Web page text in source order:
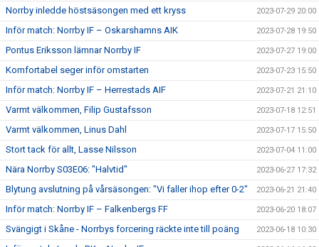
Norrby inledde höstsäsongen med ett kryss 2023-07-29 20:00
Inför match: Norrby IF – Oskarshamns AIK 2023-07-28 19:50
Pontus Eriksson lämnar Norrby IF 2023-07-27 19:00
Komfortabel seger inför omstarten 2023-07-23 15:50
Inför match: Norrby IF – Herrestads AIF 2023-07-21 21:10
Varmt välkommen, Filip Gustafsson 2023-07-18 12:51
Varmt välkommen, Linus Dahl 2023-07-17 15:50
Stort tack för allt, Lasse Nilsson 2023-07-04 11:00
Nära Norrby S03E06: "Halvtid" 2023-06-27 17:32
Blytung avslutning på vårsäsongen: "Vi faller ihop efter 0-2" 2023-06-21 21:40
Inför match: Norrby IF – Falkenbergs FF 2023-06-20 18:07
Svängigt i Skåne - Norrbys forcering räckte inte till poäng 2023-06-18 10:30